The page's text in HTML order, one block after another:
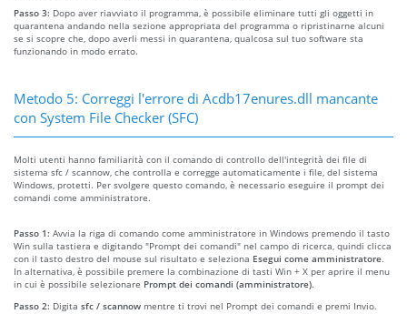
Passo 3: Dopo aver riavviato il programma, è possibile eliminare tutti gli oggetti in
quarantena andando nella sezione appropriata del programma o ripristinarne alcuni
se si scopre che, dopo averli messi in quarantena, qualcosa sul tuo software sta
funzionando in modo errato.
Metodo 5: Correggi l'errore di Acdb17enures.dll mancante
con System File Checker (SFC)
Molti utenti hanno familiarità con il comando di controllo dell'integrità dei file di
sistema sfc / scannow, che controlla e corregge automaticamente i file, del sistema
Windows, protetti. Per svolgere questo comando, è necessario eseguire il prompt dei
comandi come amministratore.
Passo 1: Avvia la riga di comando come amministratore in Windows premendo il tasto
Win sulla tastiera e digitando "Prompt dei comandi" nel campo di ricerca, quindi clicca
con il tasto destro del mouse sul risultato e seleziona Esegui come amministratore.
In alternativa, è possibile premere la combinazione di tasti Win + X per aprire il menu
in cui è possibile selezionare Prompt dei comandi (amministratore).
Passo 2: Digita sfc / scannow mentre ti trovi nel Prompt dei comandi e premi Invio.